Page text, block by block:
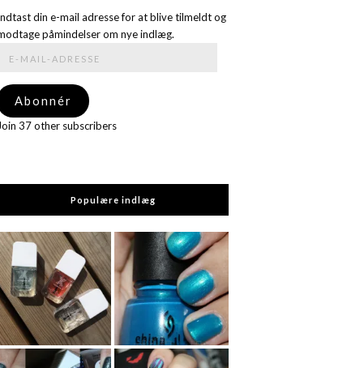
din e-mail adresse for at blive tilmeldt og
påmindelser om nye indlæg.
adresse
Abonnér
Join 37 other subscribers
Populære indlæg